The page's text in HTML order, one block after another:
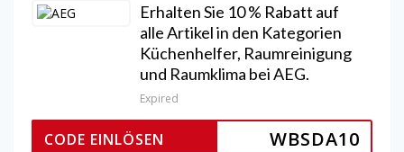
Erhalten Sie 10 % Rabatt auf
alle Artikel in den Kategorien
Küchenhelfer, Raumreinigung
und Raumklima bei AEG.
Expired
WBSDA10
CODE EINLÖSEN